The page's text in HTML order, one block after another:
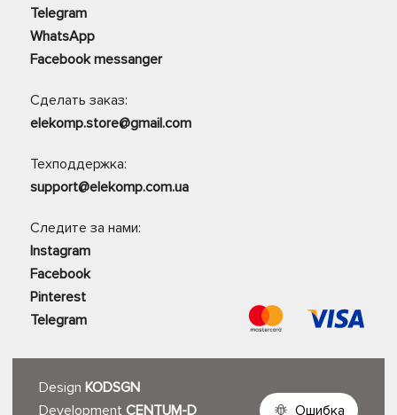
Telegram
WhatsApp
Facebook messanger
Сделать заказ:
elekomp.store@gmail.com
Техподдержка:
support@elekomp.com.ua
Следите за нами:
Instagram
Facebook
Pinterest
Telegram
Design KODSGN
Development CENTUM-D Ошибка